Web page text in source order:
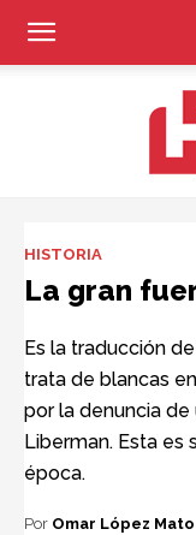
HISTORIA
La gran
Es la traducción
trata de blancas
por la denuncia de
Liberman. Esta es
época.
Por Omar López Mato